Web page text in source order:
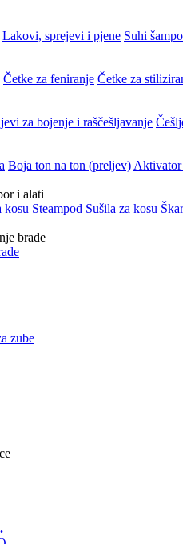
Lakovi, sprejevi i pjene Suhi
Četke za feniranje Četke za
za bojenje i raščešljavanje
Boja ton na ton (preljev) Aktivator
i alati
kosu Steampod Sušila za kosu
brade
zube